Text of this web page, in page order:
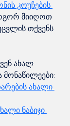
კოუჩების
მიიღოთ
თქვენს
ახალ
მონაწილეები:
ახალი
ნაბიჯი